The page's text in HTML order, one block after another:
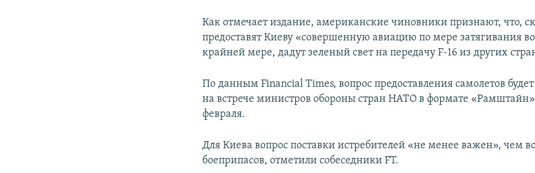
Как отмечает издание, американские чиновники признают, что,
предоставят Киеву «совершенную авиацию по мере затягивания
крайней мере, дадут зеленый свет на передачу F-16 из других
По данным Financial Times, вопрос предоставления самолетов
на встрече министров обороны стран НАТО в формате «Рамштайн»
февраля.
Для Киева вопрос поставки истребителей «не менее важен», чем
боеприпасов, отметили собеседники FT.